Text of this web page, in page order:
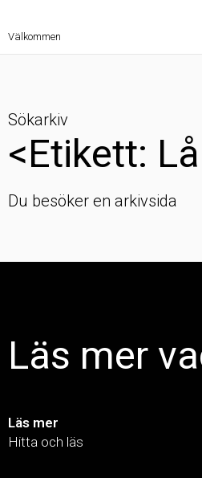
Välkommen
Sökarkiv
<Etikett:
Du besöker en arkivsida
Läs mer
Läs mer
Hitta och läs